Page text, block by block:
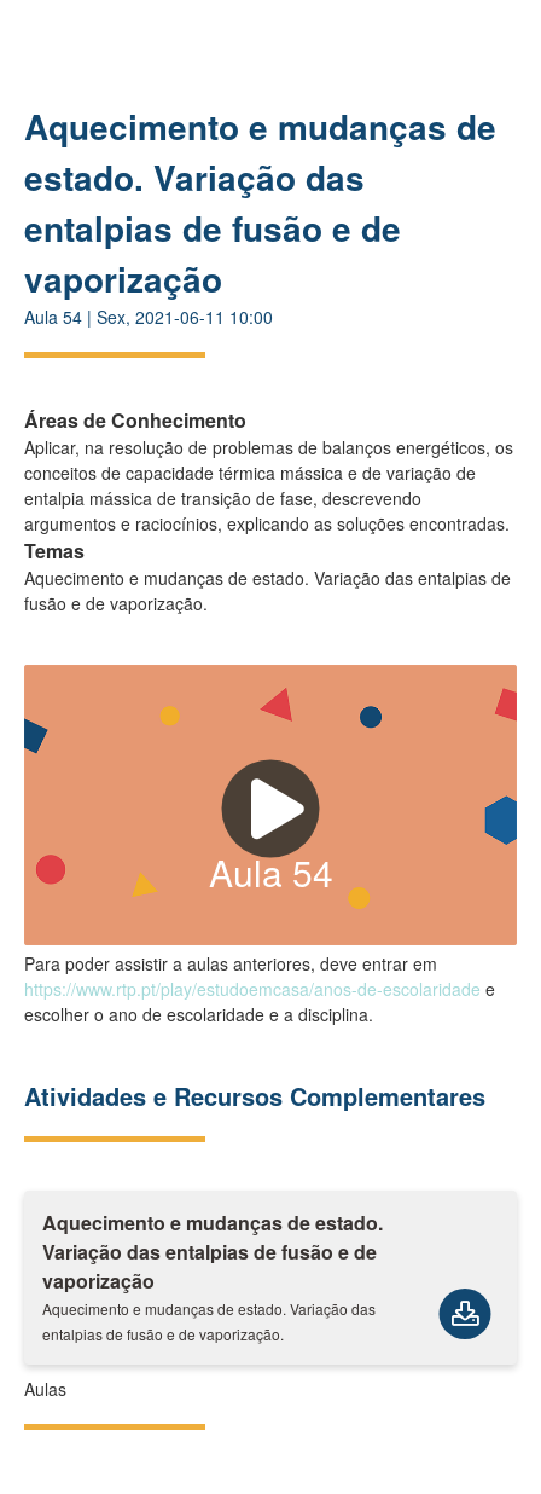
Aquecimento e mudanças de
estado. Variação das
entalpias de fusão e de
vaporização
Aula 54 | Sex, 2021-06-11 10:00
Áreas de Conhecimento
Aplicar, na resolução de problemas de balanços energéticos, os
conceitos de capacidade térmica mássica e de variação de
entalpia mássica de transição de fase, descrevendo
argumentos e raciocínios, explicando as soluções encontradas.
Temas
Aquecimento e mudanças de estado. Variação das entalpias de
fusão e de vaporização.
Aula54
Para poder assistir a aulas anteriores, deve entrar em
https://www.rtp.pt/play/estudoemcasa/anos-de-escolaridade e
escolher o ano de escolaridade e a disciplina.
Atividades e Recursos Complementares
Aquecimento e mudanças de estado.
Variação das entalpias de fusão e de
vaporização
Aquecimento e mudanças de estado. Variação das
entalpias de fusão e de vaporização.
Aulas